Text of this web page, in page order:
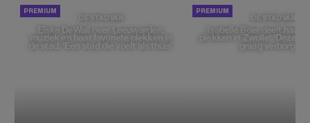
DE STAD VAN
Elske DeWall over Leeuwarden,
muziek en haar favoriete plekken in
de stad: 'Een stad die voelt als thuis'
DE STAD VAN
Isabelle Boer deelt haar
plekken in Zwolle: 'Deze
graag verborgen'